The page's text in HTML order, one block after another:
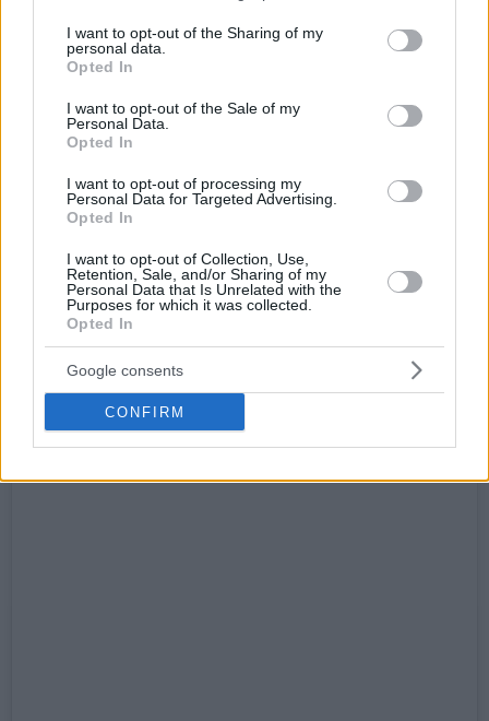
not limited to your visit or usage behaviour. You may click to
grant or deny consent to Google and its third-party tags to
use your data for below specified purposes in below Google
consent section.
I want to opt-out of the Sharing of my
personal data.
Opted In
I want to opt-out of the Sale of my
Personal Data.
Opted In
I want to opt-out of processing my
Personal Data for Targeted Advertising.
Opted In
I want to opt-out of Collection, Use,
Retention, Sale, and/or Sharing of my
Personal Data that Is Unrelated with the
Purposes for which it was collected.
Opted In
Google consents
CONFIRM